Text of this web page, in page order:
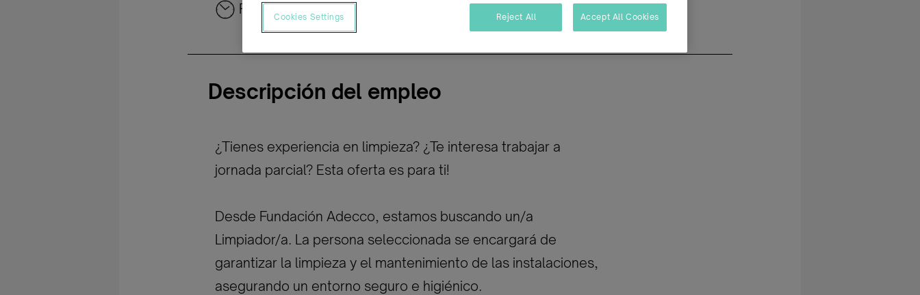
Parcial rotativo Indefinido
Descripción del empleo
¿Tienes experiencia en limpieza? ¿Te interesa trabajar a
jornada parcial? Esta oferta es para ti!
Desde Fundación Adecco, estamos buscando un/a
Limpiador/a. La persona seleccionada se encargará de
garantizar la limpieza y el mantenimiento de las instalaciones,
asegurando un entorno seguro e higiénico.
Cookies Settings Reject All Accept All Cookies